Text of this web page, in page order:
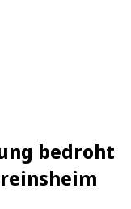
bedroht